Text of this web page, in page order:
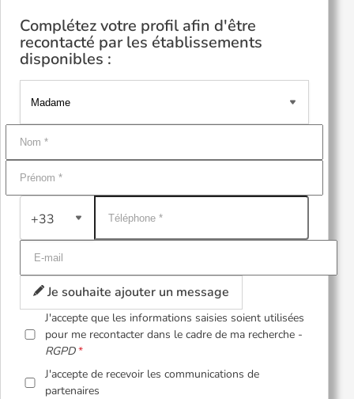
Complétez votre profil afin d'être
recontacté par les établissements
disponibles :
+33
Je souhaite ajouter un message
J'accepte que les informations saisies soient utilisées
pour me recontacter dans le cadre de ma recherche -
RGPD
J'accepte de recevoir les communications de
partenaires